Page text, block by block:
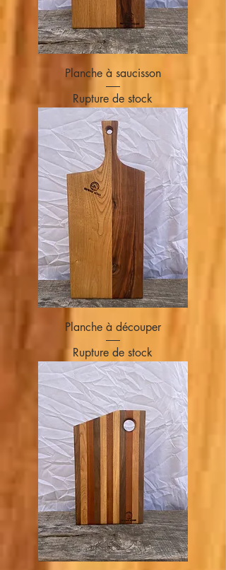
Planche à saucisson
Rupture de stock
Planche à découper
Rupture de stock